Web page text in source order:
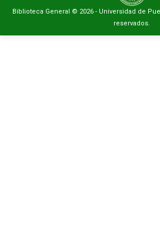
Biblioteca General © 2026 - Universidad de
reservados.